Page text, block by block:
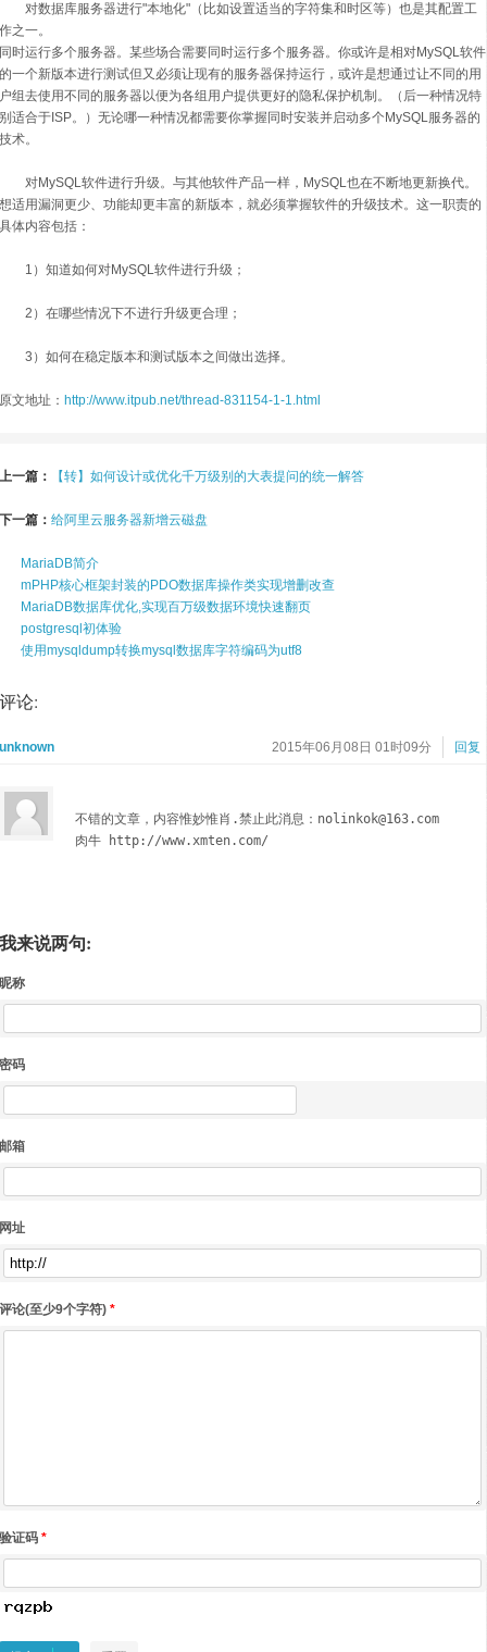
对数据库服务器进行"本地化"（比如设置适当的字符集和时区等）也是其配置工
作之一。
同时运行多个服务器。某些场合需要同时运行多个服务器。你或许是相对MySQL软件
的一个新版本进行测试但又必须让现有的服务器保持运行，或许是想通过让不同的用
户组去使用不同的服务器以便为各组用户提供更好的隐私保护机制。（后一种情况特
别适合于ISP。）无论哪一种情况都需要你掌握同时安装并启动多个MySQL服务器的
技术。
对MySQL软件进行升级。与其他软件产品一样，MySQL也在不断地更新换代。
想适用漏洞更少、功能却更丰富的新版本，就必须掌握软件的升级技术。这一职责的
具体内容包括：
1）知道如何对MySQL软件进行升级；
2）在哪些情况下不进行升级更合理；
3）如何在稳定版本和测试版本之间做出选择。
原文地址： http://www.itpub.net/thread-831154-1-1.html
上一篇： 【转】如何设计或优化千万级别的大表提问的统一解答
下一篇： 给阿里云服务器新增云磁盘
MariaDB简介
mPHP核心框架封装的PDO数据库操作类实现增删改查
MariaDB数据库优化,实现百万级数据环境快速翻页
postgresql初体验
使用mysqldump转换mysql数据库字符编码为utf8
评论:
unknown 回复
2015年06月08日 01时09分
不错的文章，内容惟妙惟肖.禁止此消息：nolinkok@163.com
肉牛 http://www.xmten.com/
我来说两句:
昵称
密码
邮箱
网址
评论(至少9个字符) *
验证码 *